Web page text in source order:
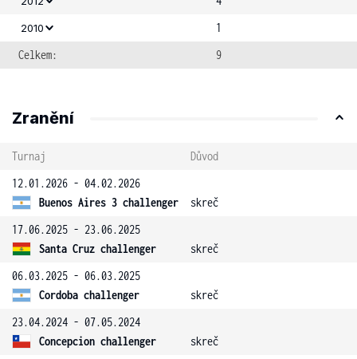
2010
1
Celkem:
9
Zranění
Turnaj
Důvod
12.01.2026 - 04.02.2026
Buenos Aires 3 challenger
skreč
17.06.2025 - 23.06.2025
Santa Cruz challenger
skreč
06.03.2025 - 06.03.2025
Cordoba challenger
skreč
23.04.2024 - 07.05.2024
Concepcion challenger
skreč